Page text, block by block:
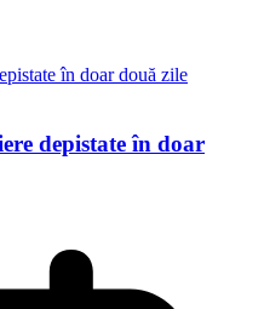
depistate în doar